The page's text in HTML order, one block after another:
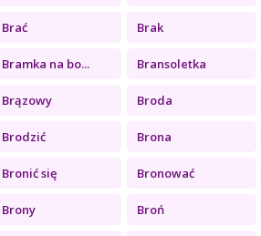
Brać Brak
Bramka na bo... Bransoletka
Brązowy Broda
Brodzić Brona
Bronić się Bronować
Brony Broń